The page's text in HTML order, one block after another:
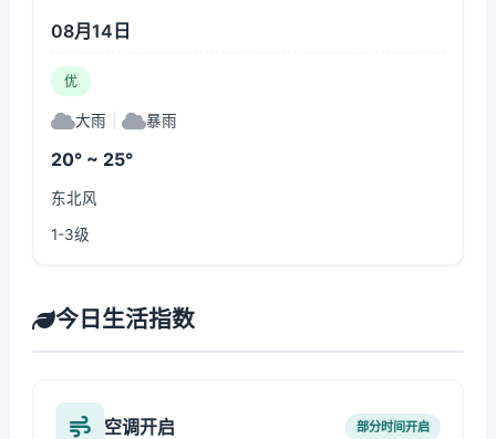
08月14日
优
大雨 暴雨
20° ~ 25°
东北风
1-3级
今日生活指数
空调开启 部分时间开启